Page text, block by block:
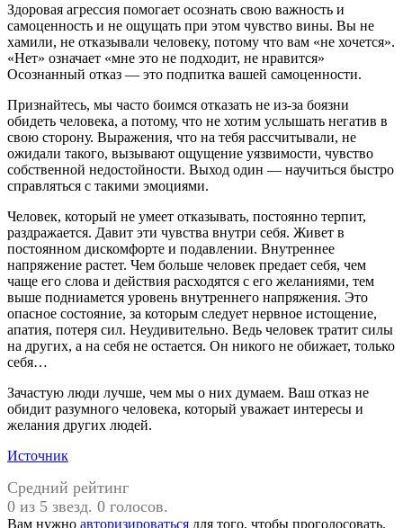
Здоровая агрессия помогает осознать свою важность и
самоценность и не ощущать при этом чувство вины. Вы не
хамили, не отказывали человеку, потому что вам «не хочется».
«Нет» означает «мне это не подходит, не нравится»
Осознанный отказ — это подпитка вашей самоценности.
Признайтесь, мы часто боимся отказать не из-за боязни
обидеть человека, а потому, что не хотим услышать негатив в
свою сторону. Выражения, что на тебя рассчитывали, не
ожидали такого, вызывают ощущение уязвимости, чувство
собственной недостойности. Выход один — научиться быстро
справляться с такими эмоциями.
Человек, который не умеет отказывать, постоянно терпит,
раздражается. Давит эти чувства внутри себя. Живет в
постоянном дискомфорте и подавлении. Внутреннее
напряжение растет. Чем больше человек предает себя, чем
чаще его слова и действия расходятся с его желаниями, тем
выше подниамется уровень внутреннего напряжения. Это
опасное состояние, за которым следует нервное истощение,
апатия, потеря сил. Неудивительно. Ведь человек тратит силы
на других, а на себя не остается. Он никого не обижает, только
себя…
Зачастую люди лучше, чем мы о них думаем. Ваш отказ не
обидит разумного человека, который уважает интересы и
желания других людей.
Источник
Средний рейтинг
0 из 5 звезд. 0 голосов.
Вам нужно авторизироваться для того, чтобы проголосовать.